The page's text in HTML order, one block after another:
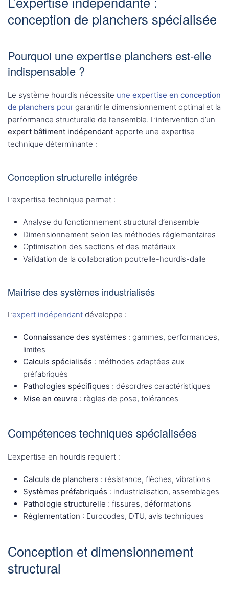
conception de planchers spécialisée
Pourquoi une expertise planchers est-elle
indispensable ?
Le système hourdis nécessite une expertise en conception
de planchers pour garantir le dimensionnement optimal et la
performance structurelle de l’ensemble. L’intervention d’un
expert bâtiment indépendant apporte une expertise
technique déterminante :
Conception structurelle intégrée
L’expertise technique permet :
Analyse du fonctionnement structural d’ensemble
Dimensionnement selon les méthodes réglementaires
Optimisation des sections et des matériaux
Validation de la collaboration poutrelle-hourdis-dalle
Maîtrise des systèmes industrialisés
L’expert indépendant développe :
Connaissance des systèmes : gammes, performances,
limites
Calculs spécialisés : méthodes adaptées aux
préfabriqués
Pathologies spécifiques : désordres caractéristiques
Mise en œuvre : règles de pose, tolérances
Compétences techniques spécialisées
L’expertise en hourdis requiert :
Calculs de planchers : résistance, flèches, vibrations
Systèmes préfabriqués : industrialisation, assemblages
Pathologie structurelle : fissures, déformations
Réglementation : Eurocodes, DTU, avis techniques
Conception et dimensionnement
structural